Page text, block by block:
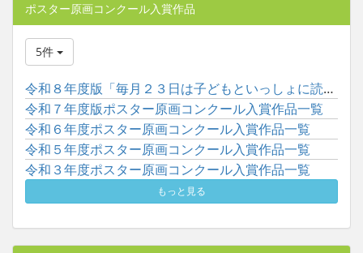
ポスター原画コンクール入賞作品
5件
令和８年度版「毎月２３日は子どもといっしょに読書の日」ポスタ...
令和７年度版ポスター原画コンクール入賞作品一覧
令和６年度ポスター原画コンクール入賞作品一覧
令和５年度ポスター原画コンクール入賞作品一覧
令和３年度ポスター原画コンクール入賞作品一覧
もっと見る